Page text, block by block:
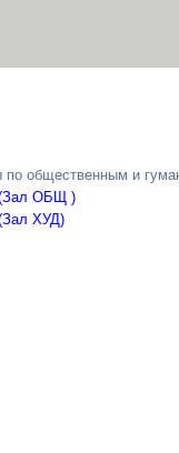
по общественным и
(Зал ОБЩ )
ХУД)